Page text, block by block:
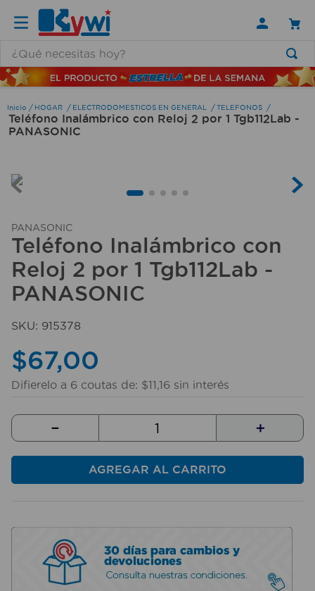
HOGAR ELECTRODOMESTICOS EN GENERAL TELEFONOS
Teléfono Inalámbrico con Reloj 2 por 1 Tgb112Lab -
PANASONIC
PANASONIC
Teléfono Inalámbrico con
Reloj 2 por 1 Tgb112Lab -
PANASONIC
SKU: 915378
$67,00
Difierelo a 6 coutas de: $11,16 sin interés
＋
－
AGREGAR AL CARRITO
TÉRMINOS MÁS BUSCADOS
1 .
lamparas
2.
ducha
4.
6.
organizador
7.
cerradura
8.
taladro
9.
aspiradora
10. sillas